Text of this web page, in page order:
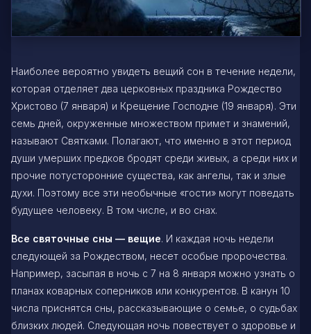
Наиболее вероятно увидеть вещий сон в течение недели,
которая отделяет два церковных праздника Рождество
Христово (7 января) и Крещение Господне (19 января). Эти
семь дней, окруженные множеством примет и знамений,
называют Святками. Полагают, что именно в этот период
души умерших предков бродят среди живых, а среди них и
прочие потусторонние существа, как ангелы, так и злые
духи. Поэтому все эти необычные «гости» могут поведать
будущее человеку. В том числе, и во снах.
Все святочные сны — вещие. И каждая ночь недели
следующей за Рождеством, несет особые пророчества.
Например, засыпая в ночь с 7 на 8 января можно узнать о
планах коварных соперников или конкурентов. В канун 10
числа приснятся сны, рассказывающие о семье, о судьбах
близких людей. Следующая ночь повествует о здоровье и